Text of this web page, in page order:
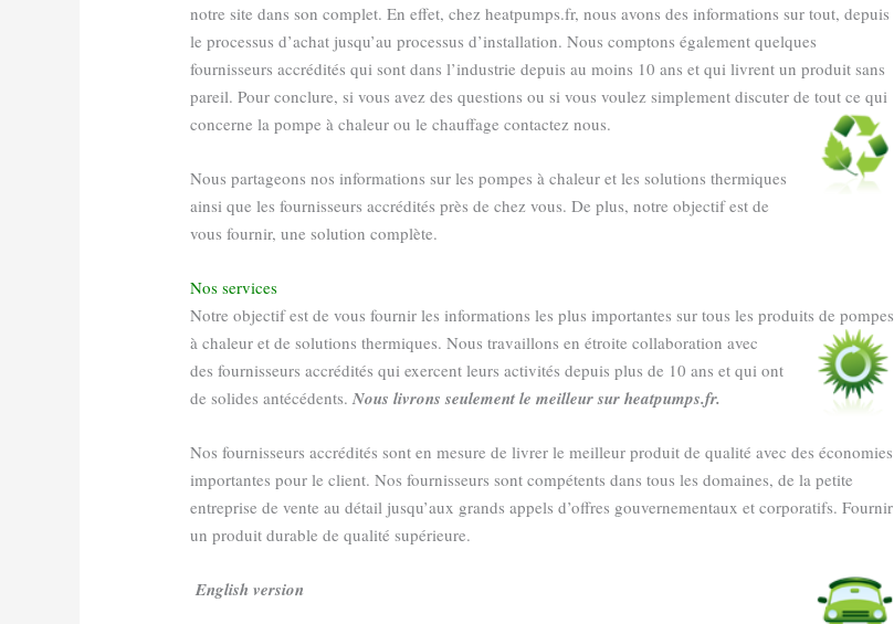
notre site dans son complet. En effet, chez heatpumps.fr, nous avons des informations sur tout, depuis
le processus d’achat jusqu’au processus d’installation. Nous comptons également quelques
fournisseurs accrédités qui sont dans l’industrie depuis au moins 10 ans et qui livrent un produit sans
pareil. Pour conclure, si vous avez des questions ou si vous voulez simplement discuter de tout ce qui
concerne la pompe à chaleur ou le chauffage contactez nous.
Nous partageons nos informations sur les pompes à chaleur et les solutions thermiques
ainsi que les fournisseurs accrédités près de chez vous. De plus, notre objectif est de
vous fournir, une solution complète.
Nos services
Notre objectif est de vous fournir les informations les plus importantes sur tous les produits de pompes
à chaleur et de solutions thermiques. Noustravaillons en étroite collaboration avec
des fournisseurs accrédités qui exercent leurs activités depuis plus de 10 ans et qui ont
de solides antécédents.Nous livrons seulement le meilleur sur heatpumps.fr.
Nos fournisseurs accrédités sont en mesure de livrer le meilleur produit de qualité avec des économies
importantes pour le client. Nos fournisseurs sont compétents dans tous les domaines, de la petite
entreprise de vente au détail jusqu’aux grands appels d’offres gouvernementaux et corporatifs. Fournir
un produit durable de qualité supérieure.
English version